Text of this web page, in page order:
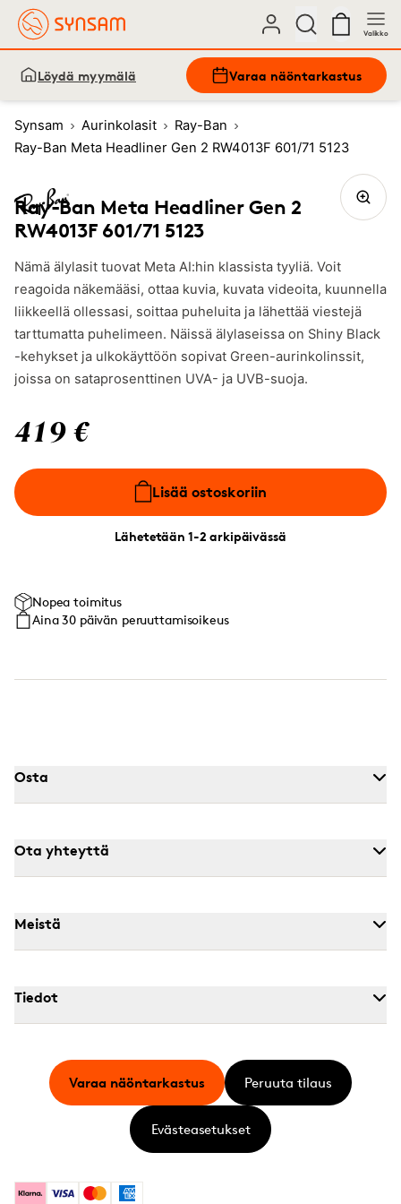
Valikko
Löydä myymälä Varaa näöntarkastus
Synsam Aurinkolasit
Ray-Ban
Ray-Ban Meta Headliner Gen 2 RW4013F 601/71 5123
Ray-Ban Meta Headliner Gen 2
RW4013F 601/71 5123
Nämä älylasit tuovat Meta AI:hin klassista tyyliä. Voit
reagoida näkemääsi, ottaa kuvia, kuvata videoita, kuunnella
liikkeellä ollessasi, soittaa puheluita ja lähettää viestejä
tarttumatta puhelimeen. Näissä älylaseissa on Shiny Black
-kehykset ja ulkokäyttöön sopivat Green-aurinkolinssit,
joissa on sataprosenttinen UVA- ja UVB-suoja.
419 €
Lisää ostoskoriin
Lähetetään 1-2 arkipäivässä
Nopea toimitus
Aina 30 päivän peruuttamisoikeus
Osta
Ota yhteyttä
Meistä
Tiedot
KlarnaVisa MastercardAmerican Express
Varaa näöntarkastus Peruuta tilaus
Evästeasetukset